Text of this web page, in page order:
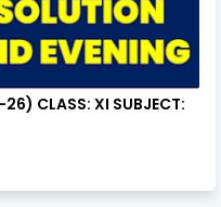
CLASS: XI SUBJECT: